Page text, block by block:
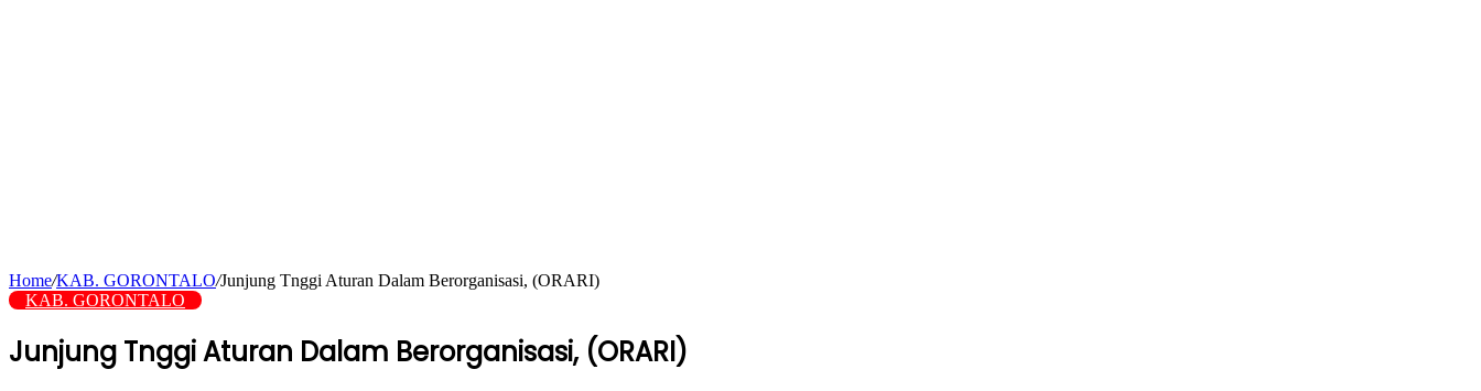
Home/KAB. GORONTALO/Junjung Tnggi Aturan Dalam Berorganisasi, (ORARI)
KAB. GORONTALO
Junjung Tnggi Aturan Dalam Berorganisasi, (ORARI)